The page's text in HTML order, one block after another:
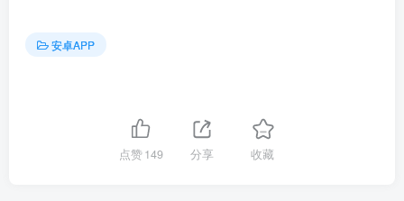
安卓APP
点赞149 分享 收藏